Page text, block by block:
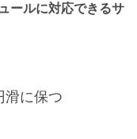
ールに対応できるサ
滑に保つ